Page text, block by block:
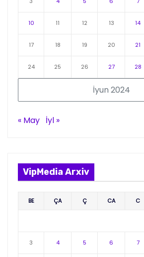
İyun 2024
10 11 12 13 14
17 18 19 20 21
24 25 26 27 28
« May İyl »
VipMedia Arxiv
BE ÇA Ç CA C
3 4 5 6 7